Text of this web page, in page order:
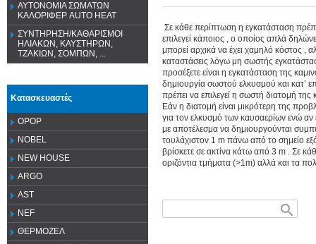
ΑΥΤΟΝΟΜΙΑ ΣΩΜΑΤΩΝ
ΚΑΛΟΡΙΦΕΡ AUTO HEAT
ΣΥΝΤΗΡΗΣΗ/ΚΑΘΑΡΙΣΜΟΙ
ΗΛΙΑΚΩΝ, ΚΑΥΣΤΗΡΩΝ,
ΤΖΑΚΙΩΝ, ΣΟΜΠΩΝ, ...
Κατασκευαστές
OPOP
NOBEL
NEW HOUSE
ARGO
AST
NEF
ΘΕΡΜΟΖΕΛ
Σε κάθε περίπτωση η εγκατάσταση
επιλεγεί κάποιος , ο οποίος απλά
μπορεί αρχικά να έχει χαμηλό κόστος ,
καταστάσεις λόγω μη σωστής
προσέξετε είναι η εγκατάσταση της
δημιουργία σωστού ελκυσμού και κατ’
πρέπει να επιλεγεί η σωστή διατομή
Εάν η διατομή είναι μικρότερη της
για τον ελκυσμό των καυσαερίων ενώ
με αποτέλεσμα να δημιουργούνται
τουλάχιστον 1 m πάνω από το σημείο
βρίσκετε σε ακτίνα κάτω από 3 m . Σε
οριζόντια τμήματα (>1m) αλλά και τα
search